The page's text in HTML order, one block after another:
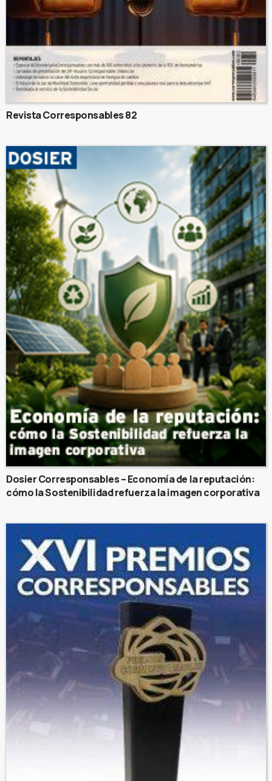
Revista Corresponsables 82
Dosier Corresponsables – Economía de la reputación:
cómo la Sostenibilidad refuerza la imagen corporativa